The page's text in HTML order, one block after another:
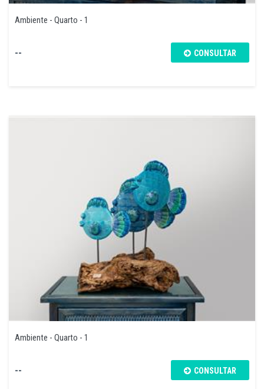
Ambiente - Quarto - 1
-- CONSULTAR
Ambiente - Quarto - 1
-- CONSULTAR